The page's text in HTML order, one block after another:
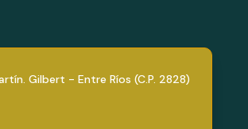
Gilbert - Entre Ríos (C.P. 2828)